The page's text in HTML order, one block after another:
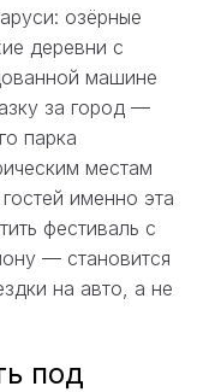
озёрные
деревни с
машине
за город —
парка
местам
именно эта
фестиваль с
— становится
на авто, а не
под